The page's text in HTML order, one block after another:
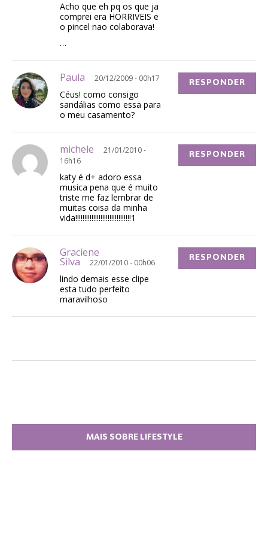
Acho que eh pq os que ja
comprei era HORRIVEIS e
o pincel nao colaborava!
…
Paula 20/12/2009 - 00h17
Céus! como consigo
sandálias como essa para
o meu casamento?
RESPONDER
michele
21/01/2010 -
16h16
katy é d+ adoro essa
musica pena que é muito
triste me faz lembrar de
muitas coisa da minha
vida!!!!!!!!!!!!!!!!!!!!!!!!!!!!!!!1
RESPONDER
Graciene
Silva 22/01/2010 - 00h06
lindo demais esse clipe
esta tudo perfeito
maravilhoso
RESPONDER
MAIS SOBRE LIFESTYLE